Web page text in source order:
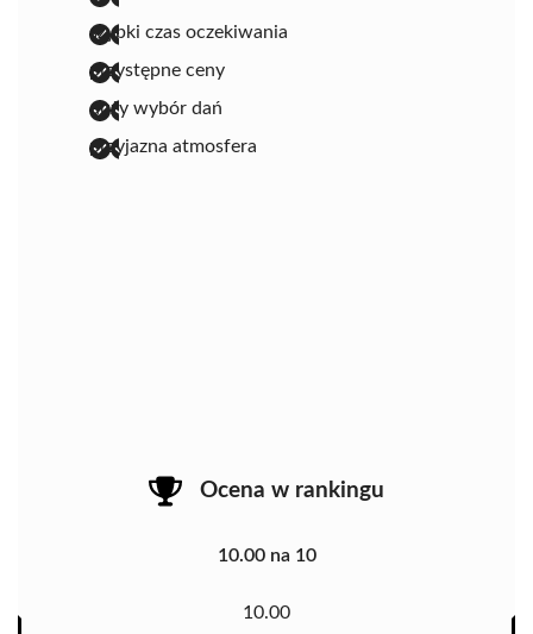
szybki czas oczekiwania
przystępne ceny
duży wybór dań
przyjazna atmosfera
Ocena w rankingu
10.00 na 10
10.00